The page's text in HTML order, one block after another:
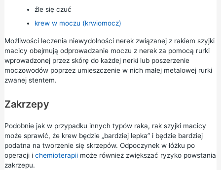
źle się czuć
krew w moczu (krwiomocz)
Możliwości leczenia niewydolności nerek związanej z rakiem szyjki
macicy obejmują odprowadzanie moczu z nerek za pomocą rurki
wprowadzonej przez skórę do każdej nerki lub poszerzenie
moczowodów poprzez umieszczenie w nich małej metalowej rurki
zwanej stentem.
Zakrzepy
Podobnie jak w przypadku innych typów raka, rak szyjki macicy
może sprawić, że krew będzie „bardziej lepka” i będzie bardziej
podatna na tworzenie się skrzepów. Odpoczynek w łóżku po
operacji i chemioterapiimoże również zwiększać ryzyko powstania
zakrzepu.